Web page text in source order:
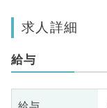
求人詳細
給与